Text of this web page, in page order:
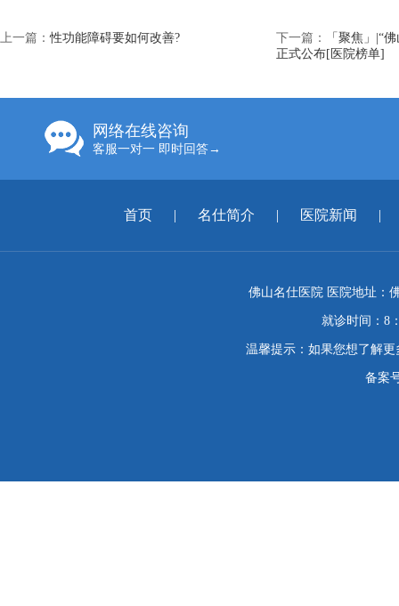
上一篇：性功能障碍要如何改善? 下一篇：
「聚焦」|“
正式公布[医院榜单]
网络在线咨询
客服一对一 即时回答→
首页 | 名仕简介 | 医院新闻 |
佛山名仕医院 医院地址：
就诊时间：8
温馨提示：如果您想了解
备案